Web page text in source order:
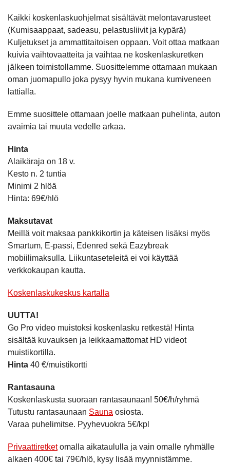
Kaikki koskenlaskuohjelmat sisältävät melontavarusteet
(Kumisaappaat, sadeasu, pelastusliivit ja kypärä)
Kuljetukset ja ammattitaitoisen oppaan. Voit ottaa matkaan
kuivia vaihtovaatteita ja vaihtaa ne koskenlaskuretken
jälkeen toimistollamme. Suosittelemme ottamaan mukaan
oman juomapullo joka pysyy hyvin mukana kumiveneen
lattialla.
Emme suosittele ottamaan joelle matkaan puhelinta, auton
avaimia tai muuta vedelle arkaa.
Hinta
Alaikäraja on 18 v.
Kesto n. 2 tuntia
Minimi 2 hlöä
Hinta: 69€/hlö
Maksutavat
Meillä voit maksaa pankkikortin ja käteisen lisäksi myös
Smartum, E-passi, Edenred sekä Eazybreak
mobiilimaksulla. Liikuntaseteleitä ei voi käyttää
verkkokaupan kautta.
Koskenlaskukeskus kartalla
UUTTA!
Go Pro video muistoksi koskenlasku retkestä! Hinta
sisältää kuvauksen ja leikkaamattomat HD videot
muistikortilla.
Hinta 40 €/muistikortti
Rantasauna
Koskenlaskusta suoraan rantasaunaan! 50€/h/ryhmä
Tutustu rantasaunaan Sauna osiosta.
Varaa puhelimitse. Pyyhevuokra 5€/kpl
Privaattiretketomalla aikataululla ja vain omalle ryhmälle
alkaen 400€ tai 79€/hlö, kysy lisää myynnistämme.